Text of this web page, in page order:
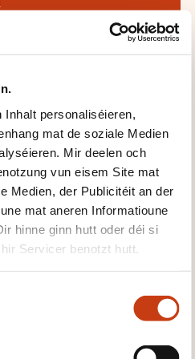
personaliséieren,
mat de soziale Medien
Mir deelen och
vun eisem Site mat
Medien, der Publicitéit an der
mat aneren Informatioune
hinne ginn hutt oder déi si
Servicer benotzt hutt.
Formatiounsinstitut:
Sectoriel du
KÉINTEN
FR